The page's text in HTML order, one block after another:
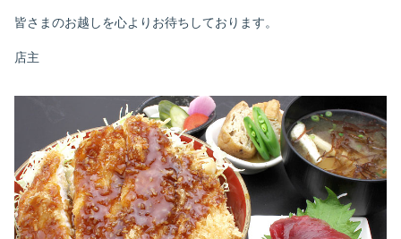
皆さまのお越しを心よりお待ちしております。
店主